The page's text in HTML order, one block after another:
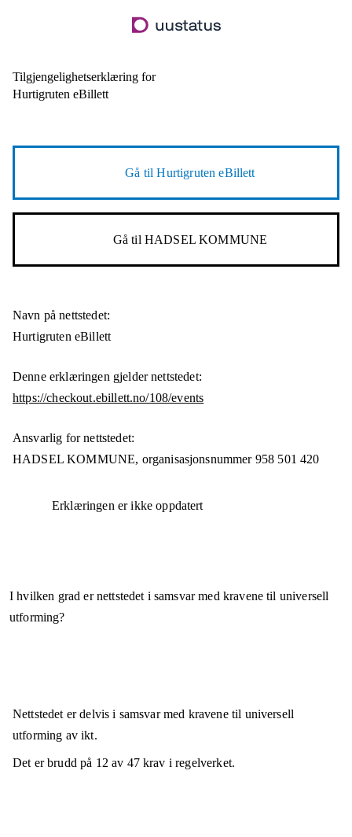
til
Tilgjengelighetserklæring for
Hurtigruten eBillett
Gå tilHurtigruten eBillett
Gå til HADSEL KOMMUNE
Navn på nettstedet:
Hurtigruten eBillett
Denne erklæringen gjelder nettstedet:
https://checkout.ebillett.no/108/events
Ansvarlig for nettstedet:
HADSEL KOMMUNE, organisasjonsnummer 958 501 420
Erklæringen er ikke oppdatert
I hvilken grad er nettstedet i samsvar med kravene til universell
utforming?
Nettstedet erdelvis i samsvarmed kravene til universell
utforming av ikt.
Det er brudd på 12av 47krav i regelverket.